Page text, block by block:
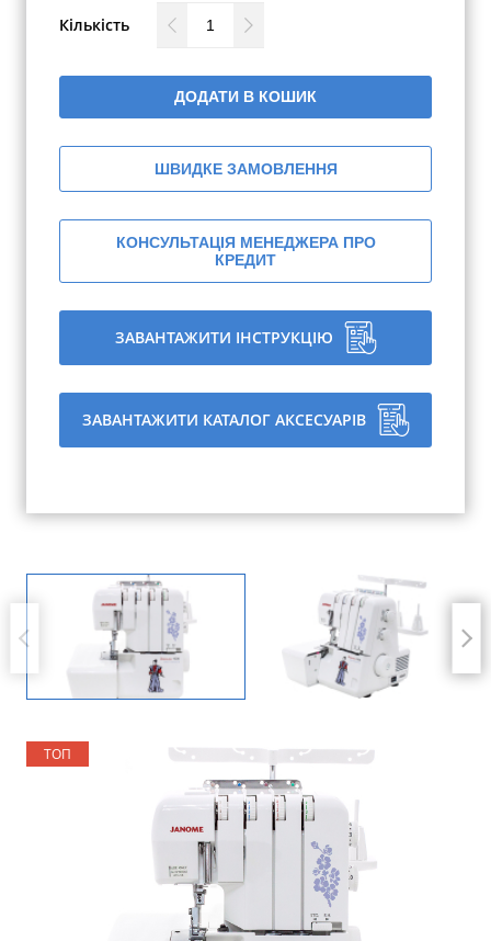
ТОП
ТОП
ТОП
ТОП
ТОП
ТОП
ТОП
Кількість
ДОДАТИ В КОШИК
ШВИДКЕ ЗАМОВЛЕННЯ
КОНСУЛЬТАЦІЯ МЕНЕДЖЕРА ПРО
КРЕДИТ
ЗАВАНТАЖИТИ ІНСТРУКЦІЮ
ЗАВАНТАЖИТИ КАТАЛОГ АКСЕСУАРІВ